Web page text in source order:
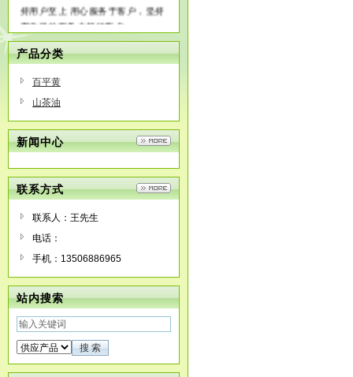
持用户至上 用心服务于客户，坚持
用自己的服务去打动客户
产品分类
百平黄
山茶油
新闻中心
联系方式
联系人：王先生
电话：
手机：13506886965
站内搜索